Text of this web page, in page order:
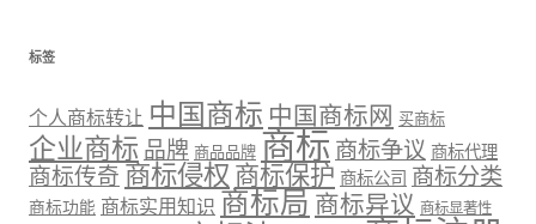
标签
个人商标转让 中国商标 中国商标网 买商标
企业商标 品牌 商品品牌 商标 商标争议 商标代理
商标传奇 商标侵权 商标保护 商标公司 商标分类
商标功能 商标实用知识 商标局 商标异议 商标显著性